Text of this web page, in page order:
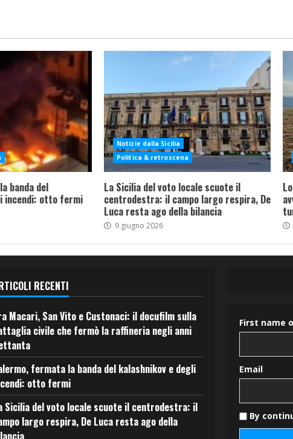
banda del
incendi: otto fermi
Notizie dalla Sicilia
Politica & retroscena
La Sicilia del voto locale scuote il
centrodestra: il campo largo respira, De
Luca resta ago della bilancia
9 giugno 2026
RECENTI
Macari, San Vito e Custonaci: il docufilm sulla
civile che fermò la raffineria negli anni
fermata la banda del kalashnikov e degli
otto fermi
Sicilia del voto locale scuote il centrodestra: il
largo respira, De Luca resta ago della
First name
Email
By